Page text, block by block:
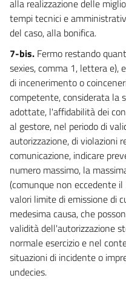
93
94
TUTELA QUANTITATIVA
95
96
97
98
99
TUTELA QUALITATIVA
100
101
102
103
104
alla realizzazione delle
tempi tecnici e
del caso, alla bonifica.
7-bis. Fermo restando
sexies, comma 1, lettera e),
di incenerimento o
competente, considerata la
adottate, l'affidabilità dei
al gestore, nel periodo di
autorizzazione, di violazioni
comunicazione, indicare
numero massimo, la
(comunque non eccedente
valori limite di emissione di
medesima causa, che
validità dell'autorizzazione
normale esercizio e nel
situazioni di incidente o
undecies.